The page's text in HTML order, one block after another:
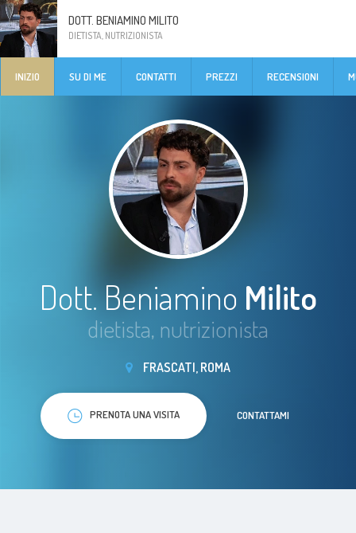
DOTT. BENIAMINO MILITO
DIETISTA, NUTRIZIONISTA
INIZIO SU DI ME CONTATTI PREZZI RECENSIONI
Dott. Beniamino Milito
dietista, nutrizionista
FRASCATI, ROMA
PRENOTA UNA VISITA CONTATTAMI